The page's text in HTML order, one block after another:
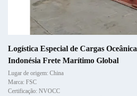
Logística Especial de Cargas
Indonésia Frete Marítimo Global
Lugar de origem: China
Marca: FSC
Certificação: NVOCC